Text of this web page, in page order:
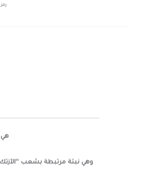
هي
وهي نبتة مرتبطة بشعب